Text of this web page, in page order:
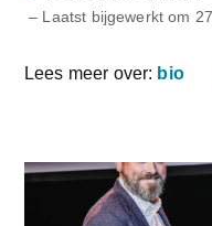
– Laatst bijgewerkt om
Lees meer over: bio